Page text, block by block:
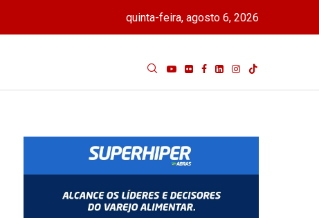
quinta-feira, agosto 6, 2026